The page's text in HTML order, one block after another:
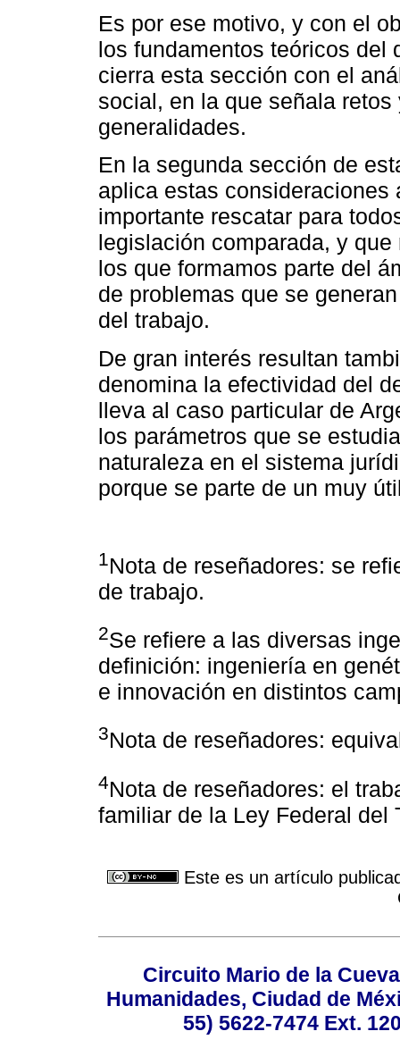
Es por ese motivo, y con el
los fundamentos teóricos del
cierra esta sección con el
social, en la que señala
generalidades.
En la segunda sección de
aplica estas consideraciones
importante rescatar para
legislación comparada, y
los que formamos parte del
de problemas que se
del trabajo.
De gran interés resultan
denomina la efectividad del
lleva al caso particular de
los parámetros que se
naturaleza en el sistema
porque se parte de un muy
1Nota de reseñadores: se
de trabajo.
2Se refiere a las diversas
definición: ingeniería en
e innovación en distintos
3Nota de reseñadores:
4Nota de reseñadores: el
familiar de la Ley Federal del
Este es un artículo
Circuito Mario de la
Humanidades, Ciudad de
55) 5622-7474 Ext.